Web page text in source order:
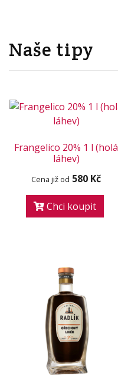
Naše tipy
Frangelico 20% 1 l (holá
láhev)
Cena již od 580 Kč
Chci koupit